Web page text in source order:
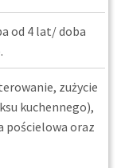
od 4 lat/ doba
zużycie
kuchennego),
pościelowa oraz